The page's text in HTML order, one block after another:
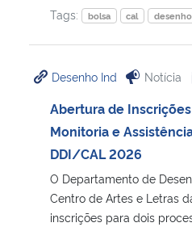
Tags:
bolsa cal
Desenho Ind Notícia
Abertura de
Monitoria e
DDI/CAL 2026
O Departamento de
Centro de Artes e Letras
inscrições para dois